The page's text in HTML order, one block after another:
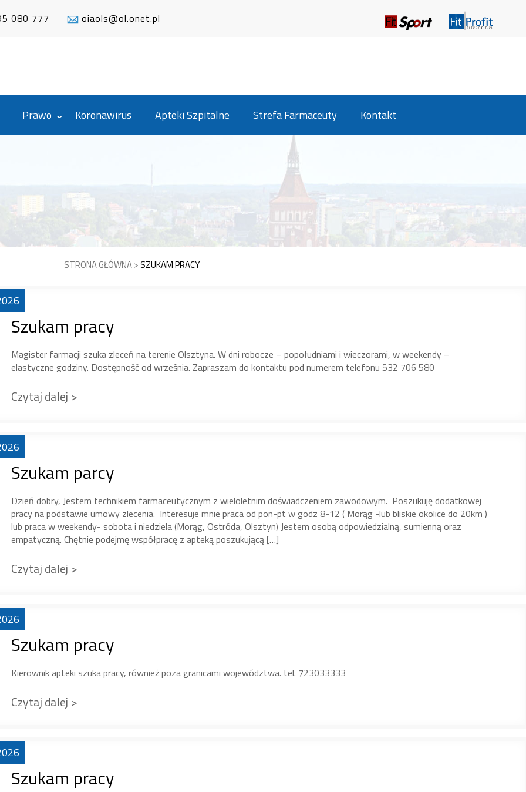
080 777 oiaols@ol.onet.pl
Prawo Koronawirus Apteki Szpitalne Strefa Farmaceuty Kontakt
STRONA GŁÓWNA>SZUKAM PRACY
Szukam pracy
Magister farmacji szuka zleceń na terenie Olsztyna. W dni robocze – popołudniami i wieczorami, w weekendy –
elastyczne godziny. Dostępność od września. Zapraszam do kontaktu pod numerem telefonu 532 706 580
Czytaj dalej >
Szukam parcy
Dzień dobry, Jestem technikiem farmaceutycznym z wieloletnim doświadczeniem zawodowym. Poszukuję dodatkowej
pracy na podstawie umowy zlecenia. Interesuje mnie praca od pon-pt w godz 8-12 ( Morąg -lub bliskie okolice do 20km )
lub praca w weekendy- sobota i niedziela (Morąg, Ostróda, Olsztyn) Jestem osobą odpowiedzialną, sumienną oraz
empatyczną. Chętnie podejmę współpracę z apteką poszukującą […]
Czytaj dalej >
Szukam pracy
Kierownik apteki szuka pracy, również poza granicami województwa. tel. 723033333
Czytaj dalej >
Szukam pracy